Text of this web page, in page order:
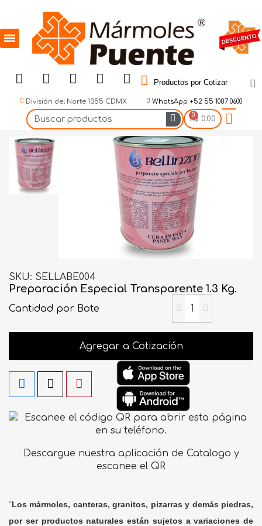
Productos por Cotizar
División del Norte 1355 CDMX WhatsApp +52 55 1087 0600
$ 0.00
SKU SELLABE004
Preparación Especial Transparente 1.3 Kg.
Cantidad por Bote
Agregar a Cotización
Descargue nuestra aplicación de Catalogo y
escanee el QR
"Los mármoles, canteras, granitos, pizarras y demás piedras,
por ser productos naturales están sujetos a variaciones de